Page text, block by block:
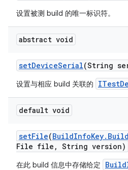
设置被测 build 的唯一标识符。
abstract void
setDeviceSerial(String
设置与相应 build 关联的
default void
setFile(BuildInfoKey. Build
File file , String version)
在此 build 信息中存储给定